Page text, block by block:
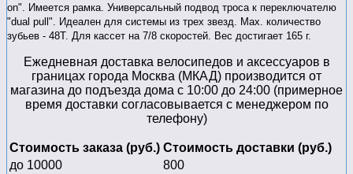
on". Имеется рамка. Универсальный подвод троса к переключателю
"dual pull". Идеален для системы из трех звезд. Max. количество
зубьев - 48T. Для кассет на 7/8 скоростей. Вес достигает 165 г.
Ежедневная доставка велосипедов и аксессуаров в
границах города Москва (МКАД) производится от
магазина до подъезда дома с 10:00 до 24:00 (примерное
время доставки согласовывается с менеджером по
телефону)
Стоимость заказа (руб.) Стоимость доставки (руб.)
до 10000
800